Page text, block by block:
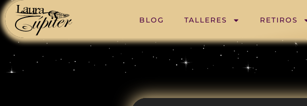
BLOG TALLERES RETIROS